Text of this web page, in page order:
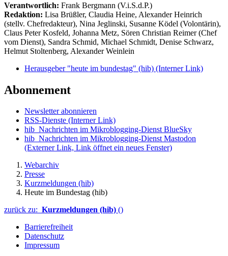
Verantwortlich: Frank Bergmann (V.i.S.d.P.)
Redaktion: Lisa Brüßler, Claudia Heine, Alexander Heinrich
(stellv. Chefredakteur), Nina Jeglinski, Susanne Ködel (Volontärin),
Claus Peter Kosfeld, Johanna Metz, Sören Christian Reimer (Chef
vom Dienst), Sandra Schmid, Michael Schmidt, Denise Schwarz,
Helmut Stoltenberg, Alexander Weinlein
Herausgeber "heute im bundestag" (hib) (Interner Link)
Abonnement
Newsletter abonnieren
RSS-Dienste (Interner Link)
hib_Nachrichten im Mikroblogging-Dienst BlueSky
hib_Nachrichten im Mikroblogging-Dienst Mastodon
(Externer Link, Link öffnet ein neues Fenster)
Webarchiv
Presse
Kurzmeldungen (hib)
Heute im Bundestag (hib)
zurück zu: Kurzmeldungen (hib) ()
Barrierefreiheit
Datenschutz
Impressum